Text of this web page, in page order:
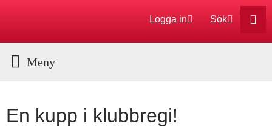
Logga in Sök
En kupp i klubbregi!